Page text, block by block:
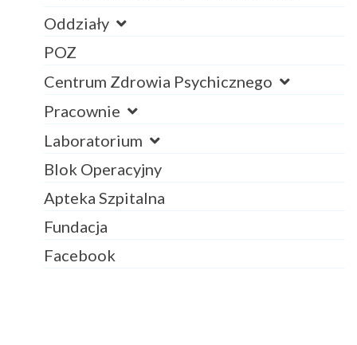
Oddziały
POZ
Centrum Zdrowia Psychicznego
Pracownie
Laboratorium
Blok Operacyjny
Apteka Szpitalna
Fundacja
Facebook